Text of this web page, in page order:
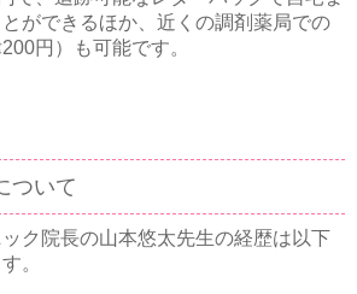
ができるほか、近くの調剤薬局での
円）も可能です。
ついて
ク院長の山本悠太先生の経歴は以下
。